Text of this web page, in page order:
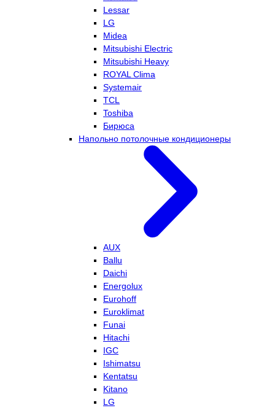
Lessar
LG
Midea
Mitsubishi Electric
Mitsubishi Heavy
ROYAL Clima
Systemair
TCL
Toshiba
Бирюса
Напольно потолочные кондиционеры
AUX
Ballu
Daichi
Energolux
Eurohoff
Euroklimat
Funai
Hitachi
IGC
Ishimatsu
Kentatsu
Kitano
LG